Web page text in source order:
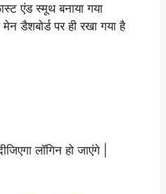
एंड स्मूथ बनाया गया
डैशबोर्ड पर ही रखा गया है
लॉगिन हो जाएंगे |